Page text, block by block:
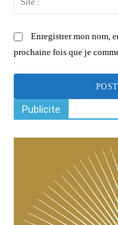
Enregistrer mon nom,
prochaine fois que je
Publicite